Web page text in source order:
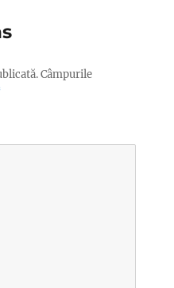
Câmpurile